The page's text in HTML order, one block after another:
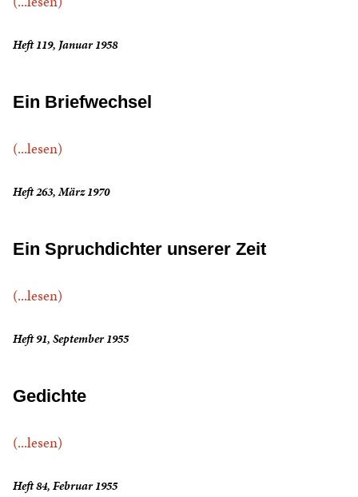
Heft 119, Januar 1958
Ein Briefwechsel
(...lesen)
Heft 263, März 1970
Ein Spruchdichter unserer Zeit
(...lesen)
Heft 91, September 1955
Gedichte
(...lesen)
Heft 84, Februar 1955